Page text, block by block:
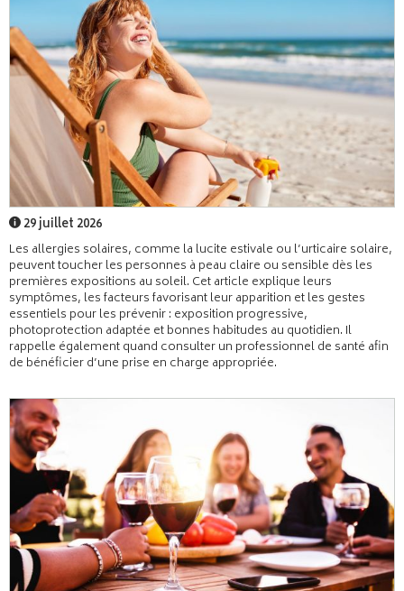
29 juillet 2026
Les allergies solaires, comme la lucite estivale ou l’urticaire solaire,
peuvent toucher les personnes à peau claire ou sensible dès les
premières expositions au soleil. Cet article explique leurs
symptômes, les facteurs favorisant leur apparition et les gestes
essentiels pour les prévenir : exposition progressive,
photoprotection adaptée et bonnes habitudes au quotidien. Il
rappelle également quand consulter un professionnel de santé afin
de bénéficier d’une prise en charge appropriée.